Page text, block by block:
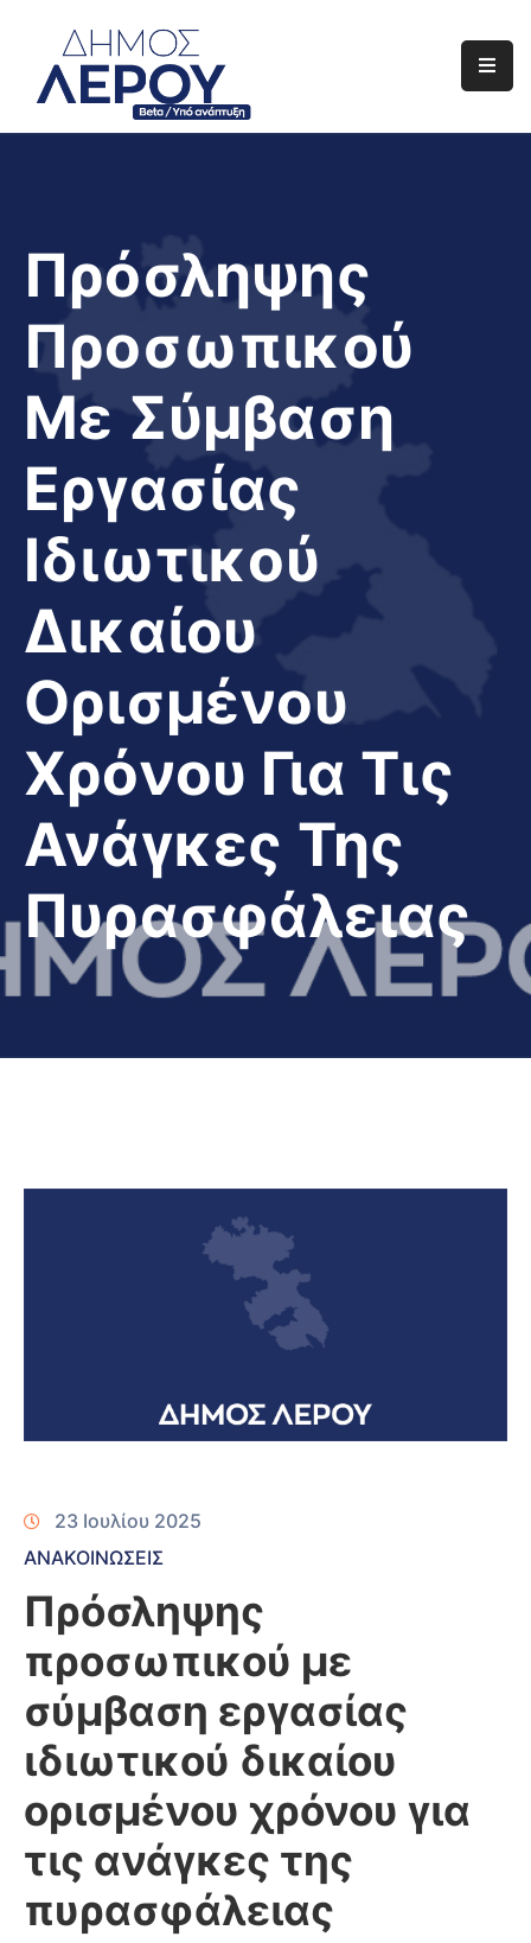
Αρχική
Διαφάνεια
Νησί
Μας
Πρόσληψης
Προσωπικού
Με Σύμβαση
Εργασίας
Ιδιωτικού
Δικαίου
Ορισμένου
Χρόνου Για Τις
Ανάγκες Της
Πυρασφάλειας
23 Ιουλίου 2025
ΑΝΑΚΟΙΝΩΣΕΙΣ
Πρόσληψης
προσωπικού με
σύμβαση εργασίας
ιδιωτικού δικαίου
ορισμένου χρόνου για
τις ανάγκες της
πυρασφάλειας